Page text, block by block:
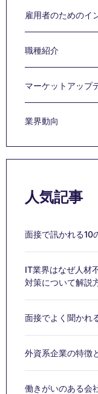
雇用者のためのイ
職種紹介
マーケットアップ
業界動向
人気記事
面接で訊かれる10
IT業界はなぜ人材
対策について解説
面接でよく聞かれ
外資系企業の特徴
働きがいのある会